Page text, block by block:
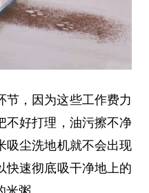
节，因为这些工作费力
不好打理，油污擦不净
吸尘洗地机就不会出现
快速彻底吸干净地上的